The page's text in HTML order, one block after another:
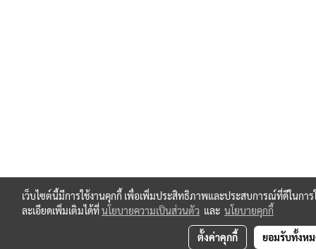
เว็บไซต์นี้มีการใช้งานคุกกี้ เพื่อเพิ่มประสิทธิภาพและประสบการณ์ที่ดีในกา
ละเอียดเพิ่มเติมได้ที่นโยบายความเป็นส่วนตัว และ นโยบายคุกกี้
ตั้งค่าคุกกี้ ยอมรับทั้งห